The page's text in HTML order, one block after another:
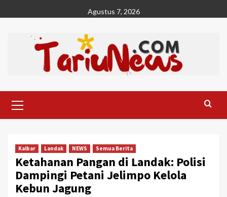
to
Agustus 7, 2026
Menu
Kalbar Landak NEWS Semua Berita
Ketahanan Pangan di Landak: Polisi
Dampingi Petani Jelimpo Kelola
Kebun Jagung